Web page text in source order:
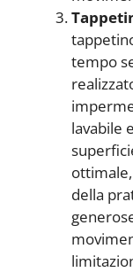
tempo
lavabile
della